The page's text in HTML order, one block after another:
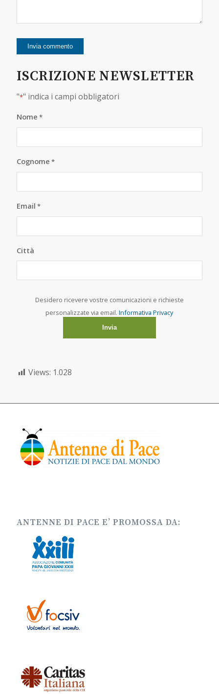
ISCRIZIONE NEWSLETTER
"*" indica i campi obbligatori
Nome *
Cognome *
Email *
Città
Desidero ricevere vostre comunicazioni e richieste
personalizzate via email.Informativa Privacy
Views: 1.028
ANTENNE DI PACE E’ PROMOSSA DA: